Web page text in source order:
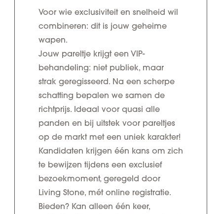
Voor wie exclusiviteit en snelheid wil
combineren: dit is jouw geheime
wapen.
Jouw pareltje krijgt een VIP-
behandeling: niet publiek, maar
strak geregisseerd. Na een scherpe
schatting bepalen we samen de
richtprijs. Ideaal voor quasi alle
panden en bij uitstek voor pareltjes
op de markt met een uniek karakter!
Kandidaten krijgen één kans om zich
te bewijzen tijdens een exclusief
bezoekmoment, geregeld door
Living Stone, mét online registratie.
Bieden? Kan alleen één keer,